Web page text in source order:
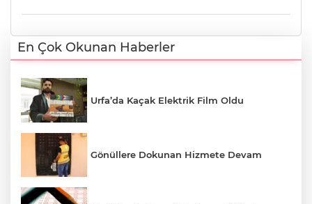
En Çok Okunan Haberler
Urfa’da Kaçak Elektrik Film Oldu
Gönüllere Dokunan Hizmete Devam